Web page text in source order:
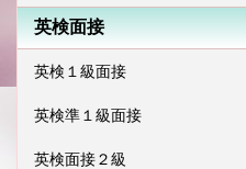
英検面接
英検１級面接
英検準１級面接
英検面接２級